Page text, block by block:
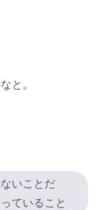
と。
いことだ
ていること